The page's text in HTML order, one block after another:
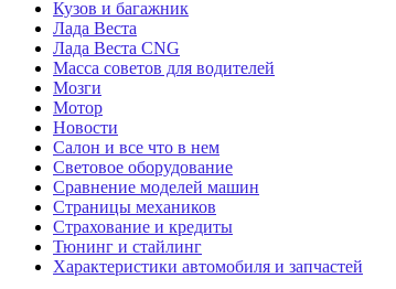
Кузов и багажник
Лада Веста
Лада Веста CNG
Масса советов для водителей
Мозги
Мотор
Новости
Салон и все что в нем
Световое оборудование
Сравнение моделей машин
Страницы механиков
Страхование и кредиты
Тюнинг и стайлинг
Характеристики автомобиля и запчастей